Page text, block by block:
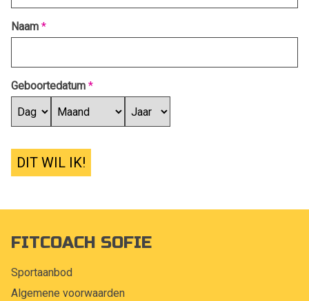
Naam *
Geboortedatum *
DIT WIL IK!
FITCOACH SOFIE
Sportaanbod
Algemene voorwaarden